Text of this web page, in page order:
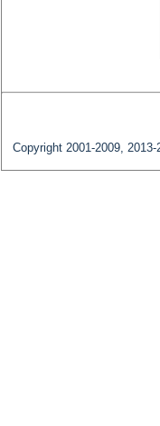
Copyright 2001-2009,